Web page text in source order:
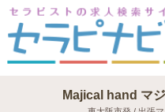
Majical hand マ